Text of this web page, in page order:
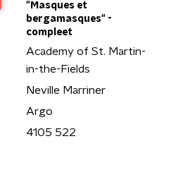
"Masques et
bergamasques" -
compleet
Academy of St. Martin-
in-the-Fields
Neville Marriner
Argo
4105 522